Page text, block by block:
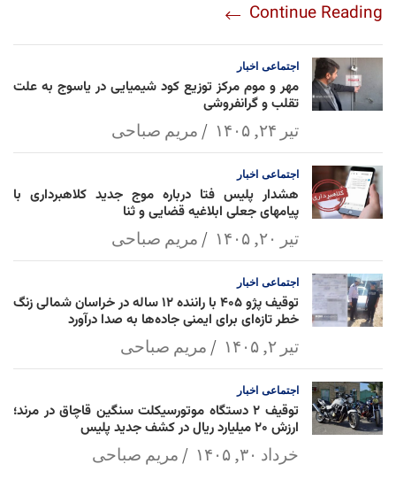
ok
Ap
p
Lin
k
l
Continue Reading
اجتماعی اخبار
مهر و موم مرکز توزیع کود شیمیایی در یاسوج به علت
تقلب و گرانفروشی
تیر ۲۴, ۱۴۰۵ مریم صباحی
اجتماعی اخبار
هشدار پلیس فتا درباره موج جدید کلاهبرداری با
پیامهای جعلی ابلاغیه قضایی و ثنا
تیر ۲۰, ۱۴۰۵ مریم صباحی
اجتماعی اخبار
توقیف پژو ۴۰۵ با راننده ۱۲ ساله در خراسان شمالی زنگ
خطر تازه‌ای برای ایمنی جاده‌ها به صدا درآورد
تیر ۲, ۱۴۰۵ مریم صباحی
اجتماعی اخبار
توقیف ۲ دستگاه موتورسیکلت سنگین قاچاق در مرند؛
ارزش ۲۰ میلیارد ریال در کشف جدید پلیس
خرداد ۳۰, ۱۴۰۵ مریم صباحی